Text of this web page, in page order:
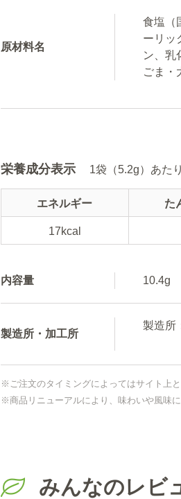
原材料名
食塩（
ーリッ
ン、乳
ごま・
栄養成分表示 1袋（5.2g）あた
エネルギー
17kcal
た
内容量 10.4g
製造所・加工所
製造所
※東
※ご注文のタイミングによってはサイト上
※商品リニューアルにより、味わいや風味
みんなのレビ